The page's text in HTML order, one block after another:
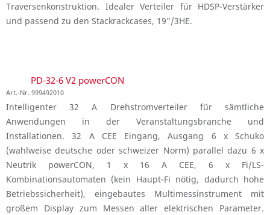
Traversenkonstruktion. Idealer Verteiler für HDSP-Verstärker
und passend zu den Stackrackcases, 19"/3HE.
PD-32-6 V2 powerCON
Art.-Nr. 999492010
Intelligenter 32 A Drehstromverteiler für sämtliche
Anwendungen in der Veranstaltungsbranche und
Installationen. 32 A CEE Eingang, Ausgang 6 x Schuko
(wahlweise deutsche oder schweizer Norm) parallel dazu 6 x
Neutrik powerCON, 1 x 16 A CEE, 6 x Fi/LS-
Kombinationsautomaten (kein Haupt-Fi nötig, dadurch hohe
Betriebssicherheit), eingebautes Multimessinstrument mit
großem Display zum Messen aller elektrischen Parameter.